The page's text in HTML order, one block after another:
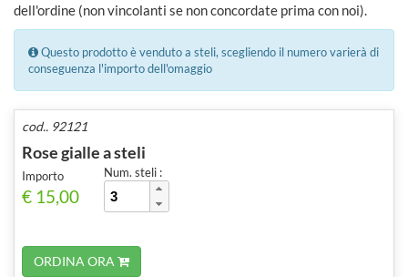
dell'ordine (non vincolanti se non concordate prima con noi).
Questo prodotto è venduto a steli, scegliendo il numero varierà di
conseguenza l'importo dell'omaggio
cod.. 92121
Rose gialle a steli
Importo
€ 15,00
Num. steli :
ORDINA ORA